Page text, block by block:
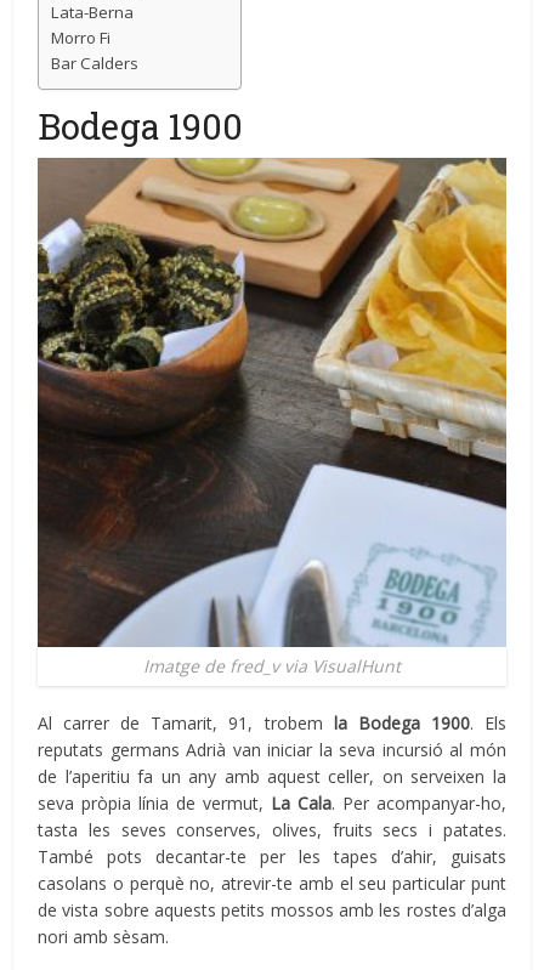
Lata-Berna
Morro Fi
Bar Calders
Bodega 1900
Imatge de fred_v via VisualHunt
Al carrer de Tamarit, 91, trobem la Bodega 1900. Els
reputats germans Adrià van iniciar la seva incursió al món
de l’aperitiu fa un any amb aquest celler, on serveixen la
seva pròpia línia de vermut, La Cala. Per acompanyar-ho,
tasta les seves conserves, olives, fruits secs i patates.
També pots decantar-te per les tapes d’ahir, guisats
casolans o perquè no, atrevir-te amb el seu particular punt
de vista sobre aquests petits mossos amb les rostes d’alga
nori amb sèsam.